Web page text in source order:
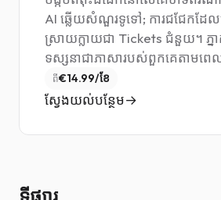
AI ឆ្លើយសំណួរទូទៅ; ការជជែកដែ
ស្រាយក្លាយជា Tickets ជំនួយ។ ភ្ន
ទស្សនាជាភាសារបស់ពួកគេតាមពេ
ពី€14.99/ខែ
ស្វែងយល់បន្ថែម